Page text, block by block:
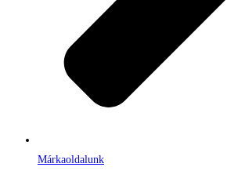
Márkaoldalunk